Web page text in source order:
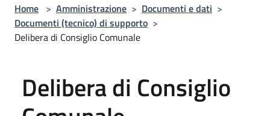
Home > Amministrazione > Documenti e dati >
Documenti (tecnico) di supporto >
Delibera di Consiglio Comunale
Delibera di Consiglio